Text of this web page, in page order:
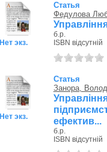
Нет экз.
Статья
Федулова
б.р.
ISBN відсутній
Нет экз.
Статья
Занора,
ефектив...
б.р.
ISBN відсутній